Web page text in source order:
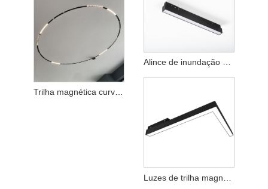
Trilha magnética curva de 20 mm